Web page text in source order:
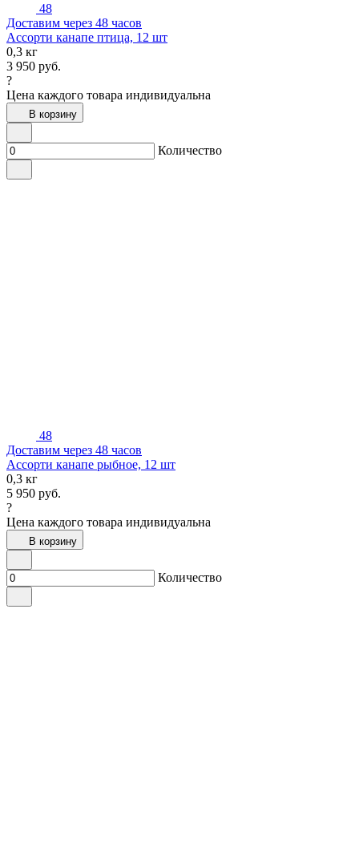
48
Доставим через 48 часов
Ассорти канапе птица, 12 шт
0,3 кг
3 950 руб.
?
Цена каждого товара индивидуальна
В корзину
Количество
48
Доставим через 48 часов
Ассорти канапе рыбное, 12 шт
0,3 кг
5 950 руб.
?
Цена каждого товара индивидуальна
В корзину
Количество